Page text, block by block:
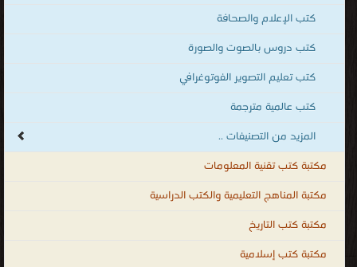
كتب الإعلام والصحافة
كتب دروس بالصوت والصورة
كتب تعليم التصوير الفوتوغرافي
كتب عالمية مترجمة
المزيد من التصنيفات ..
مكتبة كتب تقنية المعلومات
مكتبة المناهج التعليمية والكتب الدراسية
مكتبة كتب التاريخ
مكتبة كتب إسلامية